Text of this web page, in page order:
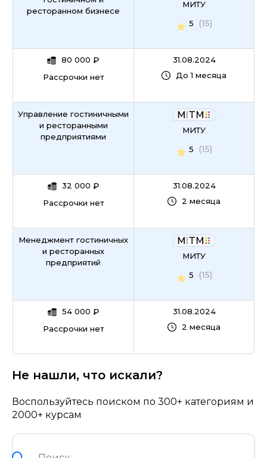
ресторанном бизнесе
80 000 ₽
Рассрочки нет
МИТУ
5
(15)
31.08.2024
До 1 месяца
Управление гостиничными
и ресторанными
предприятиями
32 000 ₽
Рассрочки нет
МИТУ
5
(15)
31.08.2024
2 месяца
Менеджмент гостиничных
и ресторанных
предприятий
54 000 ₽
Рассрочки нет
МИТУ
5
(15)
31.08.2024
2 месяца
Не нашли, что искали?
Воспользуйтесь поиском по 300+ категориям и
2000+ курсам